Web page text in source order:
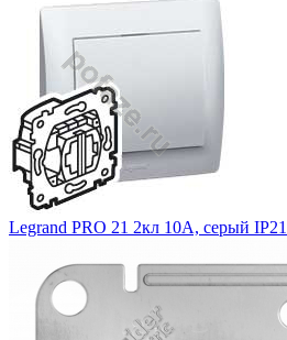
Legrand PRO 21 2кл 10А, серый IP21